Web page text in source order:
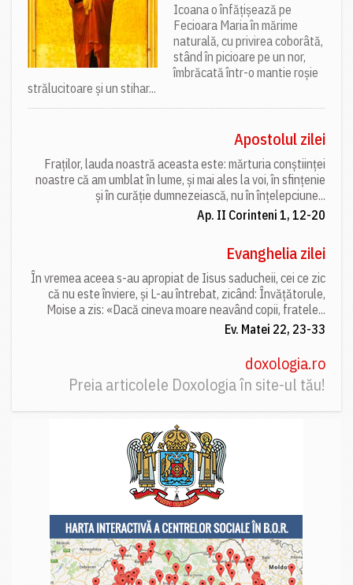
Icoana o înfățișează pe
Fecioara Maria în mărime
naturală, cu privirea coborâtă,
stând în picioare pe un nor,
îmbrăcată într-o mantie roșie
strălucitoare și un stihar...
Apostolul zilei
Fraților, lauda noastră aceasta este: mărturia conștiinței
noastre că am umblat în lume, și mai ales la voi, în sfințenie
și în curăție dumnezeiască, nu în înțelepciune...
Ap. II Corinteni 1, 12-20
Evanghelia zilei
În vremea aceea s-au apropiat de Iisus saducheii, cei ce zic
că nu este înviere, și L-au întrebat, zicând: Învățătorule,
Moise a zis: «Dacă cineva moare neavând copii, fratele...
Ev. Matei 22, 23-33
doxologia.ro
Preia articolele Doxologia în site-ul tău!